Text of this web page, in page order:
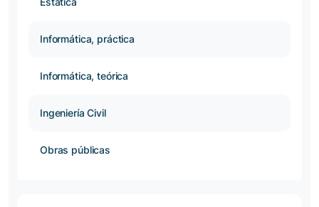
Informática, práctica
Informática, teórica
Ingeniería Civil
Obras públicas